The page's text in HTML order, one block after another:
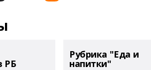
РБ
Рубрика "Еда и
напитки"